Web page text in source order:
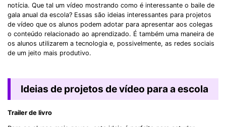
notícia. Que tal um vídeo mostrando como é interessante o baile de
gala anual da escola? Essas são ideias interessantes para projetos
de vídeo que os alunos podem adotar para apresentar aos colegas
o conteúdo relacionado ao aprendizado. É também uma maneira de
os alunos utilizarem a tecnologia e, possivelmente, as redes sociais
de um jeito mais produtivo.
Ideias de projetos de vídeo para a escola
Trailer de livro